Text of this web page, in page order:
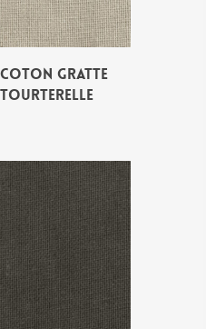
COTON GRATTE
TOURTERELLE